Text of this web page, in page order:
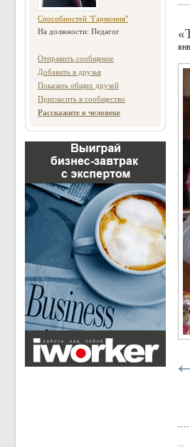
Способностей "Гармония"
На должности: Педагог
Отправить сообщение
Добавить в друзья
Показать общих друзей
Пригласить в сообщество
Расскажите о человеке